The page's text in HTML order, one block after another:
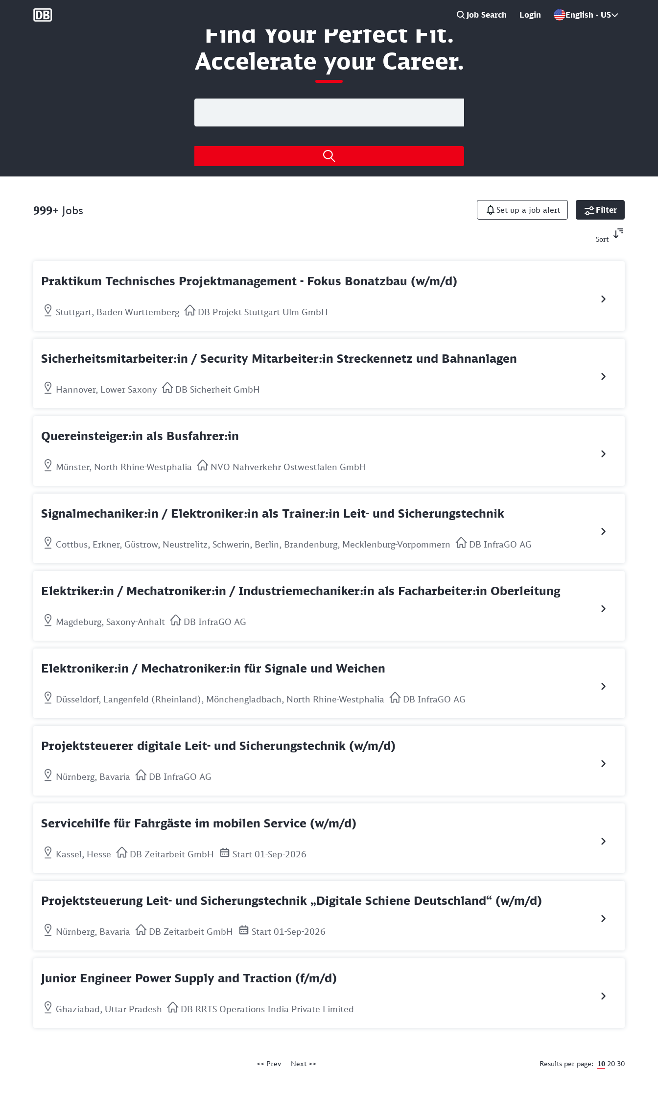
DB Group Job Search Login English - US
Find Your Perfect Fit.
Accelerate your Career.
Search for open positions
999+ Jobs Set up a job alert Filter
Sort
Praktikum Technisches Projektmanagement - Fokus Bonatzbau (w/m/d)
Stuttgart, Baden-Wurttemberg DB Projekt Stuttgart-Ulm GmbH
Sicherheitsmitarbeiter:in / Security Mitarbeiter:in Streckennetz und Bahnanlagen
Hannover, Lower Saxony DB Sicherheit GmbH
Quereinsteiger:in als Busfahrer:in
Münster, North Rhine-Westphalia NVO Nahverkehr Ostwestfalen GmbH
Signalmechaniker:in / Elektroniker:in als Trainer:in Leit- und Sicherungstechnik
Cottbus, Erkner, Güstrow, Neustrelitz, Schwerin, Berlin, Brandenburg, Mecklenburg-Vorpommern DB InfraGO AG
Elektriker:in / Mechatroniker:in / Industriemechaniker:in als Facharbeiter:in Oberleitung
Magdeburg, Saxony-Anhalt DB InfraGO AG
Elektroniker:in / Mechatroniker:in für Signale und Weichen
Düsseldorf, Langenfeld (Rheinland), Mönchengladbach, North Rhine-Westphalia DB InfraGO AG
Projektsteuerer digitale Leit- und Sicherungstechnik (w/m/d)
Nürnberg, Bavaria DB InfraGO AG
Servicehilfe für Fahrgäste im mobilen Service (w/m/d)
Kassel, Hesse DB Zeitarbeit GmbH Start 01-Sep-2026
Projektsteuerung Leit- und Sicherungstechnik „Digitale Schiene Deutschland“ (w/m/d)
Nürnberg, Bavaria DB Zeitarbeit GmbH Start 01-Sep-2026
Junior Engineer Power Supply and Traction (f/m/d)
Ghaziabad, Uttar Pradesh DB RRTS Operations India Private Limited
<< Prev Next >> Results per page: 10 20 30